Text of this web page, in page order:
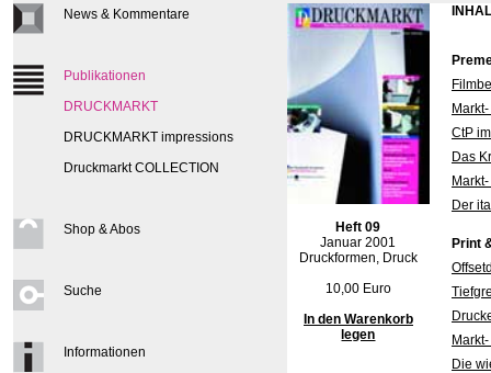
News & Kommentare
Publikationen
DRUCKMARKT
DRUCKMARKT impressions
Druckmarkt COLLECTION
Shop & Abos
Suche
Informationen
Heft 09
Januar 2001
Druckformen, Druck
10,00 Euro
In den Warenkorb
legen
CtP
Das
Der
Print
Die